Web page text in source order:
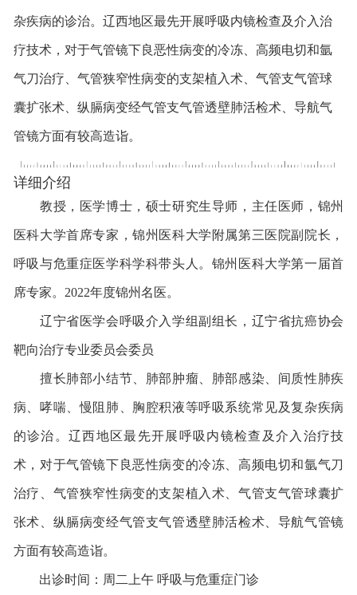
杂疾病的诊治。辽西地区最先开展呼吸内镜检查及介入治
疗技术，对于气管镜下良恶性病变的冷冻、高频电切和氩
气刀治疗、气管狭窄性病变的支架植入术、气管支气管球
囊扩张术、纵膈病变经气管支气管透壁肺活检术、导航气
管镜方面有较高造诣。
详细介绍
教授，医学博士，硕士研究生导师，主任医师，锦州
医科大学首席专家，锦州医科大学附属第三医院副院长，
呼吸与危重症医学科学科带头人。锦州医科大学第一届首
席专家。 2022年度锦州名医。
辽宁省医学会呼吸介入学组副组长，辽宁省抗癌协会
靶向治疗专业委员会委员
擅长肺部小结节、肺部肿瘤、肺部感染、间质性肺疾
病、哮喘、慢阻肺、胸腔积液等呼吸系统常见及复杂疾病
的诊治。辽西地区最先开展呼吸内镜检查及介入治疗技
术，对于气管镜下良恶性病变的冷冻、高频电切和氩气刀
治疗、气管狭窄性病变的支架植入术、气管支气管球囊扩
张术、纵膈病变经气管支气管透壁肺活检术、导航气管镜
方面有较高造诣。
出诊时间：周二上午 呼吸与危重症门诊